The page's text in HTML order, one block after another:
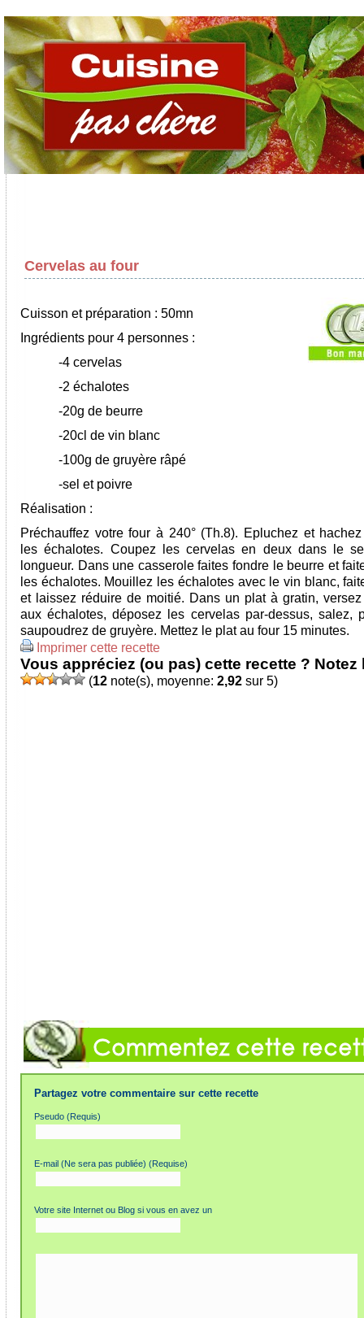
Cervelas au four
Cuisson et préparation : 50mn
Ingrédients pour 4 personnes :
-4 cervelas
-2 échalotes
-20g de beurre
-20cl de vin blanc
-100g de gruyère râpé
-sel et poivre
Réalisation :
Préchauffez votre four à 240° (Th.8). Epluchez et
les échalotes. Coupez les cervelas en deux dans le
longueur. Dans une casserole faites fondre le beurre et
les échalotes. Mouillez les échalotes avec le vin blanc,
et laissez réduire de moitié. Dans un plat à gratin,
aux échalotes, déposez les cervelas par-dessus, salez,
saupoudrez de gruyère. Mettez le plat au four 15 minutes.
Imprimer cette recette
Vous appréciez (ou pas) cette recette ? Notez
(12 note(s), moyenne: 2,92 sur 5)
Partagez votre commentaire sur cette recette
Pseudo (Requis)
E-mail (Ne sera pas publiée) (Requise)
Votre site Internet ou Blog si vous en avez un